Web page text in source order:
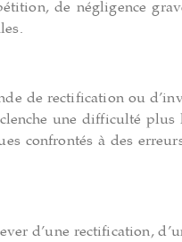
de négligence
de rectification ou
une difficulté
confrontés à des
d’une rectification,